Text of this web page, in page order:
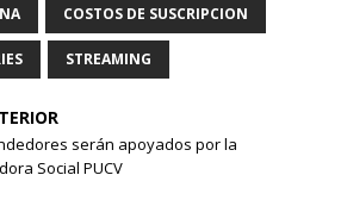
COSTOS DE SUSCRIPCION
STREAMING
serán apoyados por la
Social PUCV